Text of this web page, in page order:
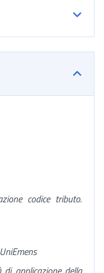
codice tributo.